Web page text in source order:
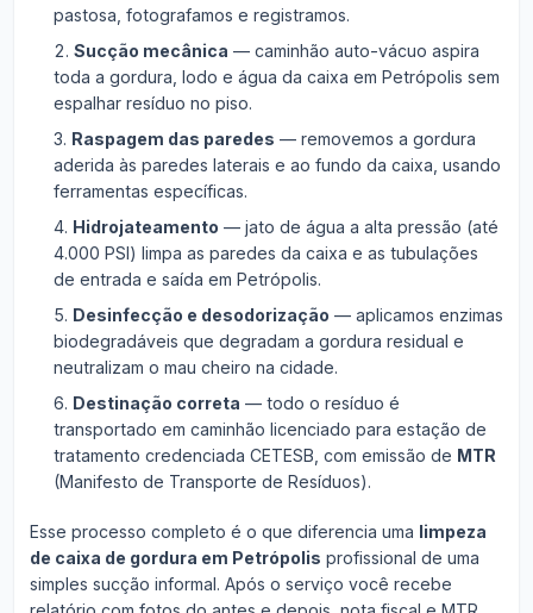
pastosa, fotografamos e registramos.
Sucção mecânica — caminhão auto-vácuo aspira
toda a gordura, lodo e água da caixa em Petrópolis sem
espalhar resíduo no piso.
Raspagem das paredes — removemos a gordura
aderida às paredes laterais e ao fundo da caixa, usando
ferramentas específicas.
Hidrojateamento — jato de água a alta pressão (até
4.000 PSI) limpa as paredes da caixa e as tubulações
de entrada e saída em Petrópolis.
Desinfecção e desodorização — aplicamos enzimas
biodegradáveis que degradam a gordura residual e
neutralizam o mau cheiro na cidade.
Destinação correta — todo o resíduo é
transportado em caminhão licenciado para estação de
tratamento credenciada CETESB, com emissão de MTR
(Manifesto de Transporte de Resíduos).
Esse processo completo é o que diferencia uma limpeza
de caixa de gordura em Petrópolis profissional de uma
simples sucção informal. Após o serviço você recebe